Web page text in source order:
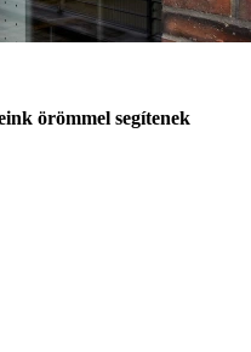
örömmel segítenek